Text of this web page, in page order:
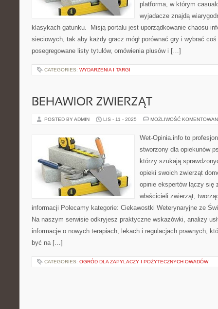
platforma, w którym
wyjadacze znajdą
klasykach gatunku. Misją portalu jest uporządkowanie chaosu
sieciowych, tak aby każdy gracz mógł porównać gry i wybrać
posegregowane listy tytułów, omówienia plusów i […]
CATEGORIES: WYDARZENIA I TARGI
BEHAWIOR ZWIERZĄT
POSTED BY ADMIN LIS - 11 - 2025 MOŻLIWOŚĆ
Wet-Opinia.info to
stworzony dla opiekunów
którzy szukają
opieki swoich zwierząt
opinie ekspertów łączy się
właścicieli zwierząt,
informacji Polecamy kategorie: Ciekawostki Weterynaryjne ze
Na naszym serwisie odkryjesz praktyczne wskazówki, analizy
informacje o nowych terapiach, lekach i regulacjach prawnych,
być na […]
CATEGORIES: OGRÓD DLA ZAPYLACZY I POŻYTECZNYCH OWADÓW